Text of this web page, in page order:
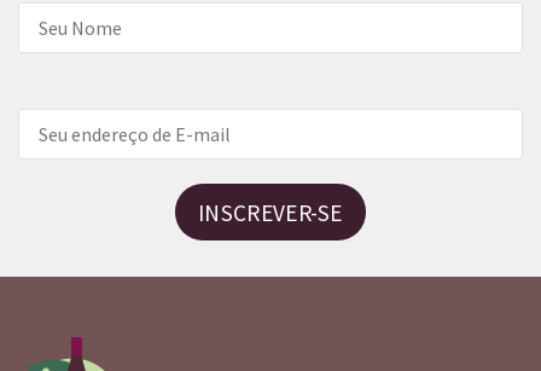
INSCREVER-SE